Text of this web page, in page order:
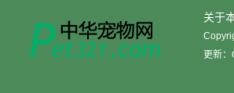
关于
更新